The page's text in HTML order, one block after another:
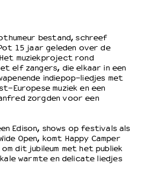
bestand, schreef
15 jaar geleden over de
muziekproject rond
elf zangers, die elkaar in een
indiepop-liedjes met
Europese muziek en een
zorgden voor een
Edison, shows op festivals als
Open, komt Happy Camper
dit jubileum met het publiek
warmte en delicate liedjes